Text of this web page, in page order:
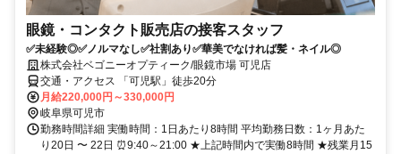
眼鏡・コンタクト販売店の接客スタッフ
✅未経験◎✅ノルマなし✅社割あり✅華美でなければ髪・ネイル◎
株式会社ベゴニーオプティーク/眼鏡市場 可児店
交通・アクセス 「可児駅」徒歩20分
月給220,000円～330,000円
岐阜県可児市
勤務時間詳細 実働時間：1日あたり8時間 平均勤務日数：1ヶ月あた
り20日 〜 22日 ⏰9:40～21:00 ★上記時間内で実働8時間 ★残業月15